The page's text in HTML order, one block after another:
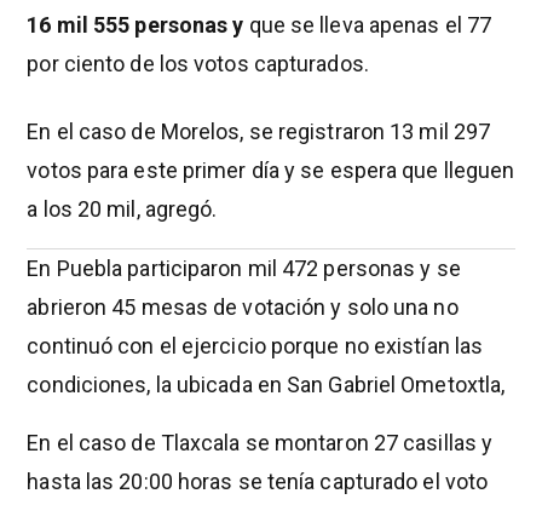
16 mil 555 personas y que se lleva apenas el 77
por ciento de los votos capturados.
En el caso de Morelos, se registraron 13 mil 297
votos para este primer día y se espera que lleguen
a los 20 mil, agregó.
En Puebla participaron mil 472 personas y se
abrieron 45 mesas de votación y solo una no
continuó con el ejercicio porque no existían las
condiciones, la ubicada en San Gabriel Ometoxtla,
En el caso de Tlaxcala se montaron 27 casillas y
hasta las 20:00 horas se tenía capturado el voto